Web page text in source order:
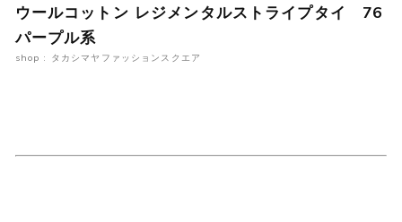
ウールコットン レジメンタルストライプタイ 76
パープル系
shop : タカシマヤファッションスクエア